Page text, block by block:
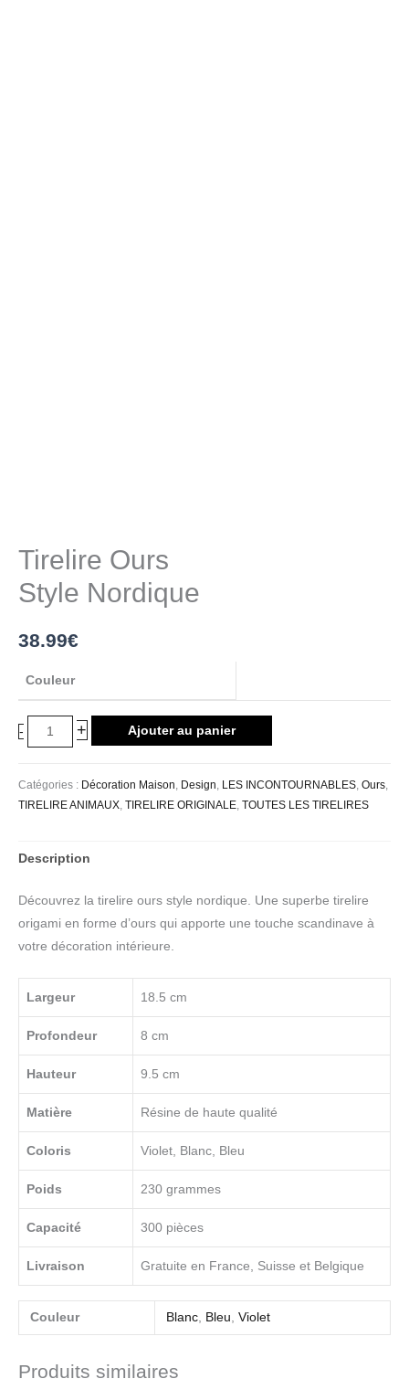
Tirelire Ours
Style Nordique
38.99€
Couleur
- + Ajouter au panier
Catégories : Décoration Maison, Design, LES INCONTOURNABLES, Ours,
TIRELIRE ANIMAUX, TIRELIRE ORIGINALE, TOUTES LES TIRELIRES
Description
Découvrez la tirelire ours style nordique. Une superbe tirelire
origami en forme d’ours qui apporte une touche scandinave à
votre décoration intérieure.
Largeur 18.5 cm
Profondeur 8 cm
Hauteur 9.5 cm
Matière Résine de haute qualité
Coloris Violet, Blanc, Bleu
Poids 230 grammes
Capacité 300 pièces
Livraison Gratuite en France, Suisse et Belgique
Couleur Blanc, Bleu,Violet
Produits similaires